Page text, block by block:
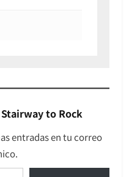
to Rock
entradas en tu correo